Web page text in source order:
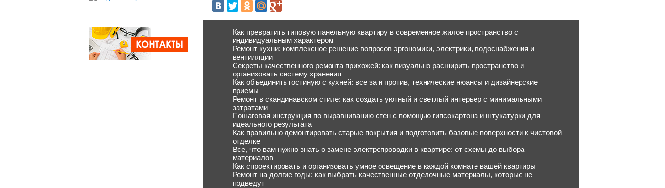
Как превратить типовую панельную квартиру в современное жилое пространство с
индивидуальным характером
Ремонт кухни: комплексное решение вопросов эргономики, электрики, водоснабжения и
вентиляции
Секреты качественного ремонта прихожей: как визуально расширить пространство и
организовать систему хранения
Как объединить гостиную с кухней: все за и против, технические нюансы и дизайнерские
приемы
Ремонт в скандинавском стиле: как создать уютный и светлый интерьер с минимальными
затратами
Пошаговая инструкция по выравниванию стен с помощью гипсокартона и штукатурки для
идеального результата
Как правильно демонтировать старые покрытия и подготовить базовые поверхности к чистовой
отделке
Все, что вам нужно знать о замене электропроводки в квартире: от схемы до выбора
материалов
Как спроектировать и организовать умное освещение в каждой комнате вашей квартиры
Ремонт на долгие годы: как выбрать качественные отделочные материалы, которые не
подведут